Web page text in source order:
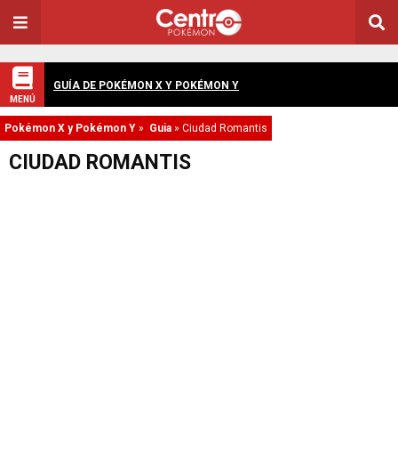
MENÚ
GUÍA DE POKÉMON X Y POKÉMON Y
Pokémon X y Pokémon Y » Guia » Ciudad Romantis
CIUDAD ROMANTIS